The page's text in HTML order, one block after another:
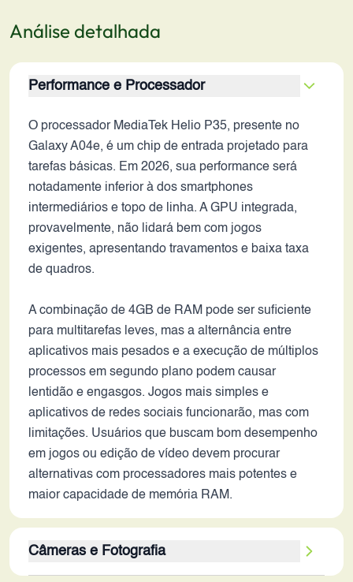
Análise detalhada
Performance e Processador
O processador MediaTek Helio P35, presente no
Galaxy A04e, é um chip de entrada projetado para
tarefas básicas. Em 2026, sua performance será
notadamente inferior à dos smartphones
intermediários e topo de linha. A GPU integrada,
provavelmente, não lidará bem com jogos
exigentes, apresentando travamentos e baixa taxa
de quadros.
A combinação de 4GB de RAM pode ser suficiente
para multitarefas leves, mas a alternância entre
aplicativos mais pesados e a execução de múltiplos
processos em segundo plano podem causar
lentidão e engasgos. Jogos mais simples e
aplicativos de redes sociais funcionarão, mas com
limitações. Usuários que buscam bom desempenho
em jogos ou edição de vídeo devem procurar
alternativas com processadores mais potentes e
maior capacidade de memória RAM.
Câmeras e Fotografia